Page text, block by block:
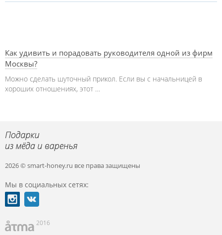
Как удивить и порадовать руководителя одной из фирм
Москвы?
Можно сделать шуточный прикол. Если вы с начальницей в
хороших отношениях, этот …
2026 © smart-honey.ru все права защищены
Мы в социальных сетях:
2016